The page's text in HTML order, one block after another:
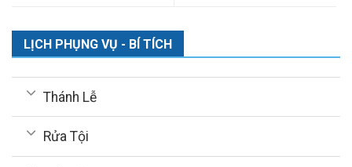
LỊCH PHỤNG VỤ - BÍ TÍCH
Thánh Lễ
Rửa Tội